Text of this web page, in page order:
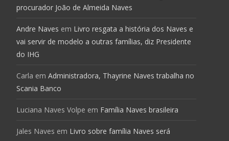
procurador João de Almeida Naves
Andre Naves em Livro resgata a história dos Naves e
vai servir de modelo a outras famílias, diz Presidente
do IHG
Carla em Administradora, Thayrine Naves trabalha no
Scania Banco
Luciana Naves Volpe em Família Naves brasileira
Jales Naves em Livro sobre família Naves será